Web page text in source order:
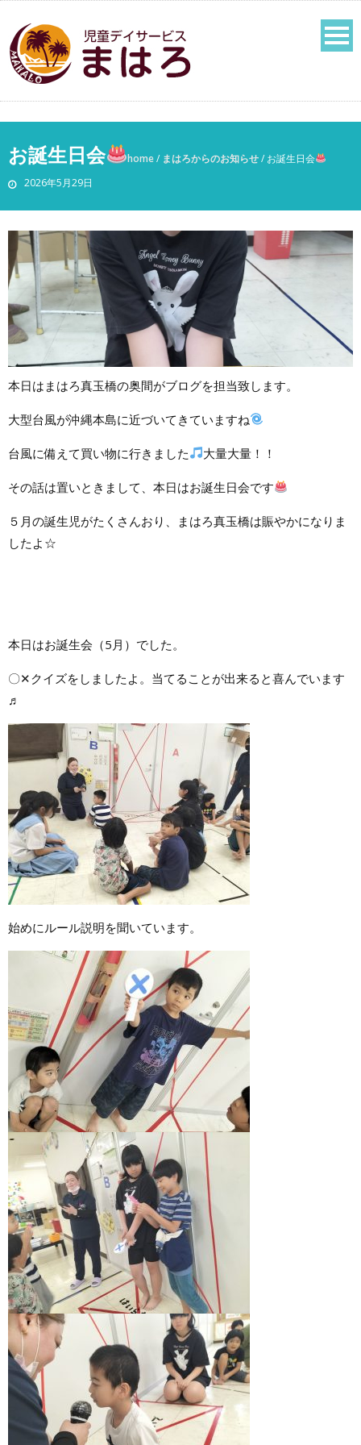
お誕生日会
2026年5月29日
home/ まはろからのお知らせ/ お誕生日会
本日はまはろ真玉橋の奥間がブログを担当致します。
大型台風が沖縄本島に近づいてきていますね
台風に備えて買い物に行きました 大量大量！！
その話は置いときまして、本日はお誕生日会です
５月の誕生児がたくさんおり、まはろ真玉橋は賑やかになりま
したよ☆
本日はお誕生会（5月）でした。
〇✕クイズをしましたよ。当てることが出来ると喜んでいます
♬
始めにルール説明を聞いています。